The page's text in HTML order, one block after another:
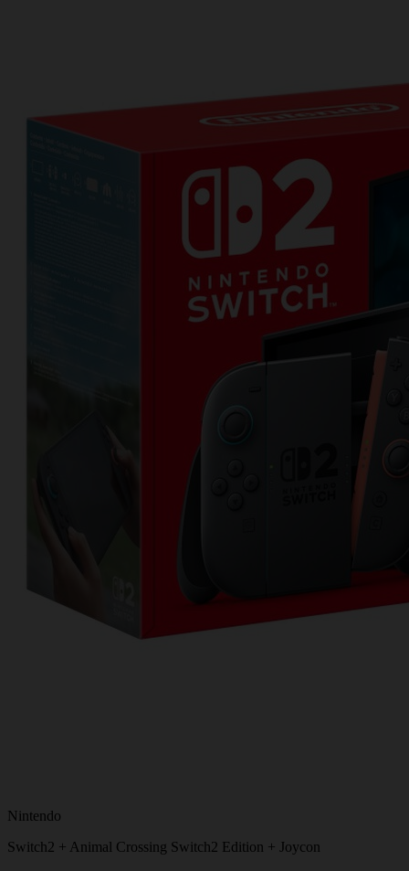
Nintendo
Switch2 + Animal Crossing Switch2 Edition + Joycon